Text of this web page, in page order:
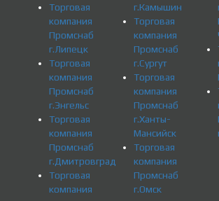
Торговая
компания
Промснаб
г.Липецк
Торговая
компания
Промснаб
г.Энгельс
Торговая
компания
Промснаб
г.Дмитровград
Торговая
компания
г.Камышин
Торговая
компания
Промснаб
г.Сургут
Торговая
компания
Промснаб
г.Ханты-
Мансийск
Торговая
компания
Промснаб
г.Омск